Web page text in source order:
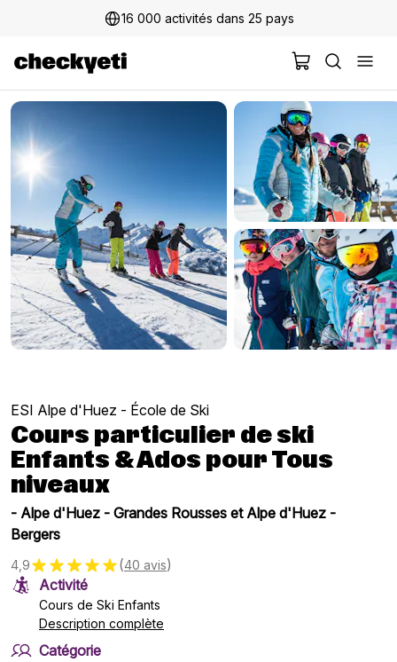
16 000 activités dans 25 pays
ESI Alpe d'Huez - École de Ski
Cours particulier de ski
Enfants & Ados pour Tous
niveaux
- Alpe d'Huez - Grandes Rousses et Alpe d'Huez -
Bergers
4,9 (40 avis)
Activité
Cours de Ski Enfants
Description complète
Catégorie